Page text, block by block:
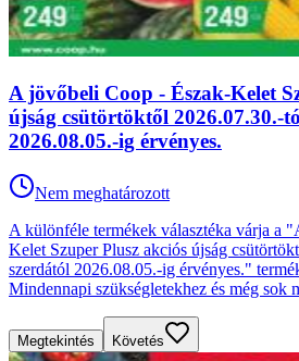
A jövőbeli Coop - Észak-Kelet
újság csütörtöktől 2026.07.30.-
2026.08.05.-ig érvényes.
Nem meghatározott
A különféle termékek választéka várja a
Kelet Szuper Plusz akciós újság
szerdától 2026.08.05.-ig érvényes."
Mindennapi szükségletekhez és még sok
Megtekintés Követés